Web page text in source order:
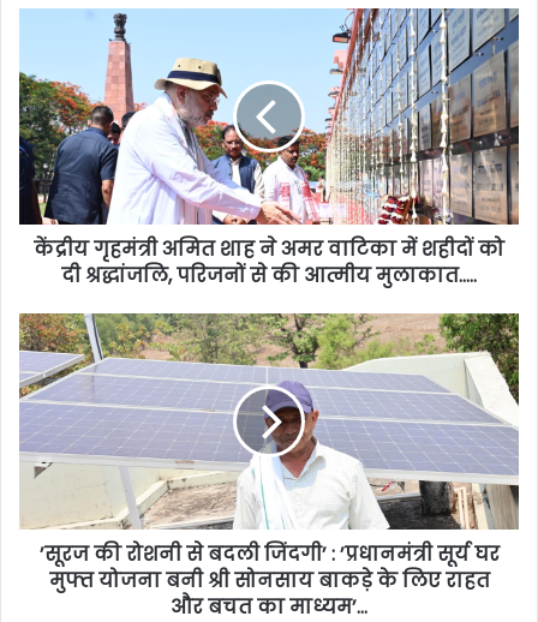
केंद्रीय गृहमंत्री अमित शाह ने अमर वाटिका में शहीदों को
दी श्रद्धांजलि, परिजनों से की आत्मीय मुलाकात…..
’सूरज की रोशनी से बदली जिंदगी’ : ’प्रधानमंत्री सूर्य घर
मुफ्त योजना बनी श्री सोनसाय बाकड़े के लिए राहत
और बचत का माध्यम’…